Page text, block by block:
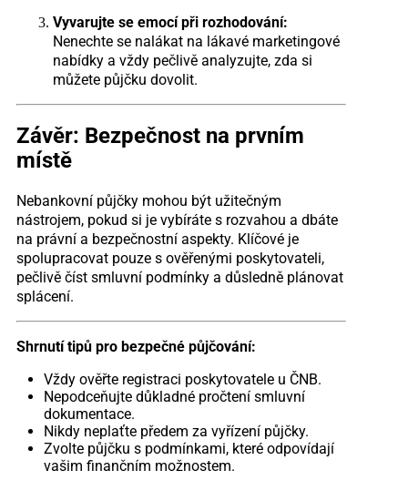
Vyvarujte se emocí při rozhodování:
Nenechte se nalákat na lákavé marketingové
nabídky a vždy pečlivě analyzujte, zda si
můžete půjčku dovolit.
Závěr: Bezpečnost na prvním
místě
Nebankovní půjčky mohou být užitečným
nástrojem, pokud si je vybíráte s rozvahou a dbáte
na právní a bezpečnostní aspekty. Klíčové je
spolupracovat pouze s ověřenými poskytovateli,
pečlivě číst smluvní podmínky a důsledně plánovat
splácení.
Shrnutí tipů pro bezpečné půjčování:
Vždy ověřte registraci poskytovatele u ČNB.
Nepodceňujte důkladné pročtení smluvní
dokumentace.
Nikdy neplaťte předem za vyřízení půjčky.
Zvolte půjčku s podmínkami, které odpovídají
vašim finančním možnostem.